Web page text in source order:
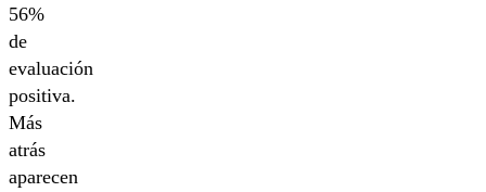
56%
de
evaluación
positiva.
Más
atrás
aparecen